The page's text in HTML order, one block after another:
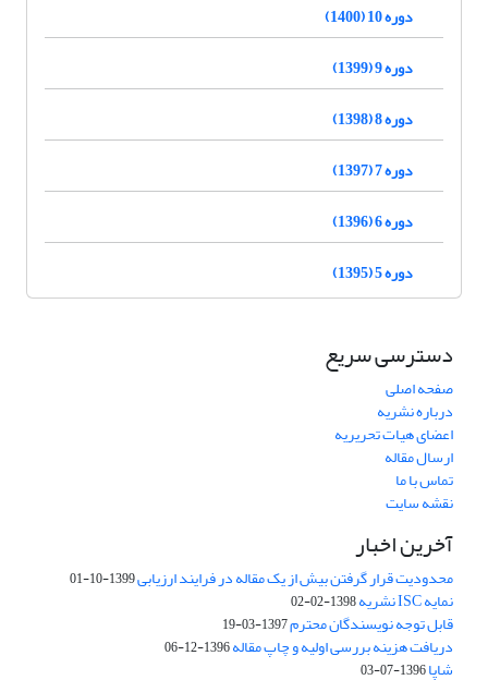
دوره 10 (1400)
دوره 9 (1399)
دوره 8 (1398)
دوره 7 (1397)
دوره 6 (1396)
دوره 5 (1395)
دسترسی سریع
صفحه اصلی
درباره نشریه
اعضای هیات تحریریه
ارسال مقاله
تماس با ما
نقشه سایت
آخرین اخبار
محدودیت قرار گرفتن بیش از یک مقاله در فرایند ارزیابی1399-10-01
نمایه ISC نشریه 1398-02-02
قابل توجه نویسندگان محترم1397-03-19
دریافت هزینه بررسی اولیه و چاپ مقاله1396-12-06
شاپا1396-07-03